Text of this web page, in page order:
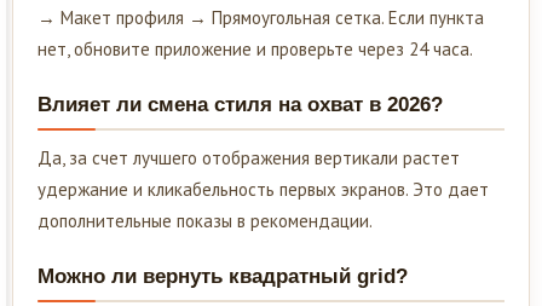
→ Макет профиля → Прямоугольная сетка. Если пункта
нет, обновите приложение и проверьте через 24 часа.
Влияет ли смена стиля на охват в 2026?
Да, за счет лучшего отображения вертикали растет
удержание и кликабельность первых экранов. Это дает
дополнительные показы в рекомендации.
Можно ли вернуть квадратный grid?